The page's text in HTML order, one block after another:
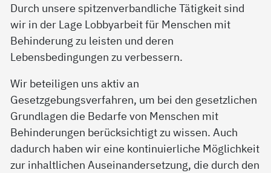
Durch unsere spitzenverbandliche Tätigkeit sind
wir in der Lage Lobbyarbeit für Menschen mit
Behinderung zu leisten und deren
Lebensbedingungen zu verbessern.
Wir beteiligen uns aktiv an
Gesetzgebungsverfahren, um bei den gesetzlichen
Grundlagen die Bedarfe von Menschen mit
Behinderungen berücksichtigt zu wissen. Auch
dadurch haben wir eine kontinuierliche Möglichkeit
zur inhaltlichen Auseinandersetzung, die durch den